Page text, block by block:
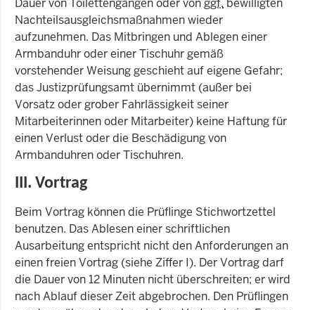
Nachteilsausgleichsmaßnahmen wieder
aufzunehmen. Das Mitbringen und Ablegen einer
Armbanduhr oder einer Tischuhr gemäß
vorstehender Weisung geschieht auf eigene Gefahr;
das Justizprüfungsamt übernimmt (außer bei
Vorsatz oder grober Fahrlässigkeit seiner
Mitarbeiterinnen oder Mitarbeiter) keine Haftung für
einen Verlust oder die Beschädigung von
Armbanduhren oder Tischuhren.
III. Vortrag
Beim Vortrag können die Prüflinge Stichwortzettel
benutzen. Das Ablesen einer schriftlichen
Ausarbeitung entspricht nicht den Anforderungen an
einen freien Vortrag (siehe Ziffer I). Der Vortrag darf
die Dauer von 12 Minuten nicht überschreiten; er wird
nach Ablauf dieser Zeit abgebrochen. Den Prüflingen